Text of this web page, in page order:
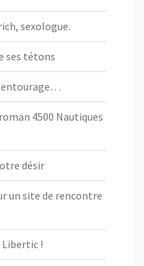
sexologue.
ses tétons
entourage…
4500 Nautiques
désir
un site de rencontre
!